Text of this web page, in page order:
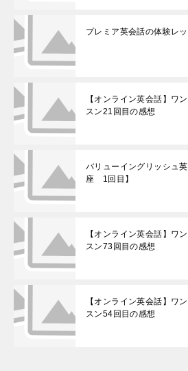
プレミア英会話の体験レ
【オンライン英会話】ワ
スン21回目の感想
バリューイングリッシュ
座 1回目】
【オンライン英会話】ワ
スン73回目の感想
【オンライン英会話】ワ
スン54回目の感想